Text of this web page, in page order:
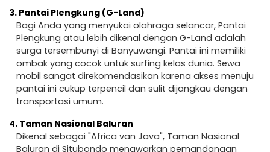
3. Pantai Plengkung (G-Land)
Bagi Anda yang menyukai olahraga selancar, Pantai
Plengkung atau lebih dikenal dengan G-Land adalah
surga tersembunyi di Banyuwangi. Pantai ini memiliki
ombak yang cocok untuk surfing kelas dunia. Sewa
mobil sangat direkomendasikan karena akses menuju
pantai ini cukup terpencil dan sulit dijangkau dengan
transportasi umum.
4. Taman Nasional Baluran
Dikenal sebagai "Africa van Java", Taman Nasional
Baluran di Situbondo menawarkan pemandangan